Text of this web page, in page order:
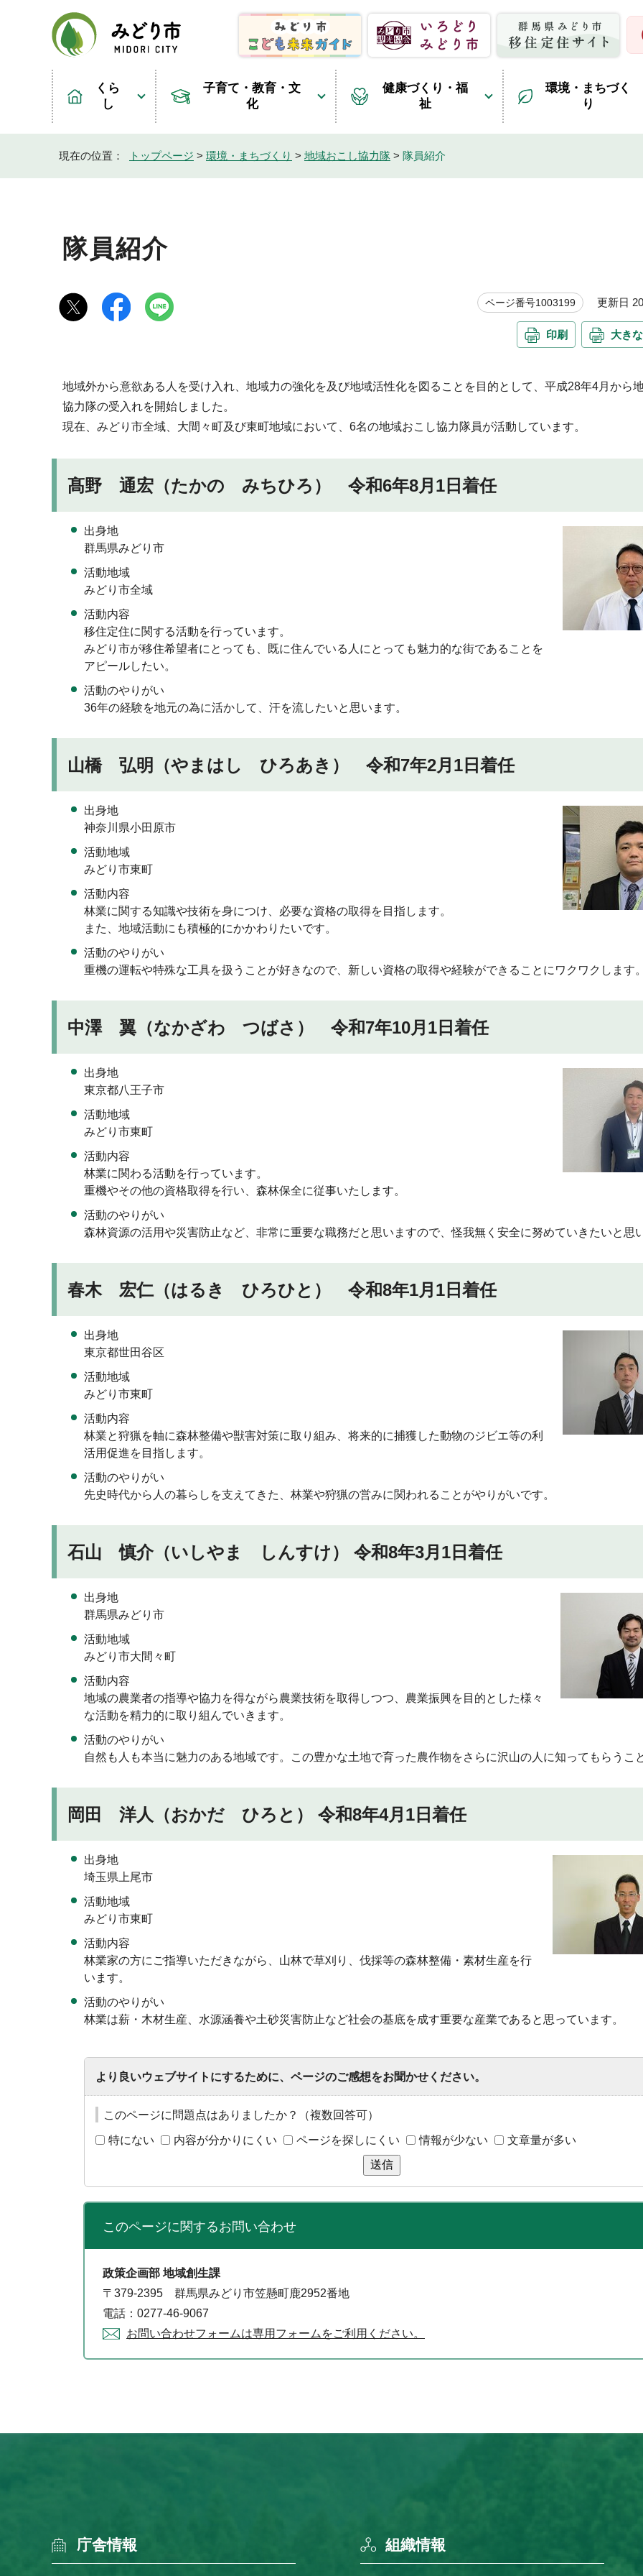
くら
し
子育て・教育・文
化
健康づくり・福
祉
環境・まちづく
り
現在の位置： トップページ > 環境・まちづくり > 地域おこし協力隊 > 隊員紹介
隊員紹介
ページ番号1003199 更新日
印刷 大き
地域外から意欲ある人を受け入れ、地域力の強化を及び地域活性化を図ることを目的として、平成28年4月から
協力隊の受入れを開始しました。
現在、みどり市全域、大間々町及び東町地域において、6名の地域おこし協力隊員が活動しています。
髙野 通宏（たかの みちひろ） 令和6年8月1日着任
出身地
群馬県みどり市
活動地域
みどり市全域
活動内容
移住定住に関する活動を行っています。
みどり市が移住希望者にとっても、既に住んでいる人にとっても魅力的な街であることを
アピールしたい。
活動のやりがい
36年の経験を地元の為に活かして、汗を流したいと思います。
山橋 弘明（やまはし ひろあき） 令和7年2月1日着任
出身地
神奈川県小田原市
活動地域
みどり市東町
活動内容
林業に関する知識や技術を身につけ、必要な資格の取得を目指します。
また、地域活動にも積極的にかかわりたいです。
活動のやりがい
重機の運転や特殊な工具を扱うことが好きなので、新しい資格の取得や経験ができることにワクワクします
中澤 翼（なかざわ つばさ） 令和7年10月1日着任
出身地
東京都八王子市
活動地域
みどり市東町
活動内容
林業に関わる活動を行っています。
重機やその他の資格取得を行い、森林保全に従事いたします。
活動のやりがい
森林資源の活用や災害防止など、非常に重要な職務だと思いますので、怪我無く安全に努めていきたいと思
春木 宏仁（はるき ひろひと） 令和8年1月1日着任
出身地
東京都世田谷区
活動地域
みどり市東町
活動内容
林業と狩猟を軸に森林整備や獣害対策に取り組み、将来的に捕獲した動物のジビエ等の利
活用促進を目指します。
活動のやりがい
先史時代から人の暮らしを支えてきた、林業や狩猟の営みに関われることがやりがいです。
石山 慎介（いしやま しんすけ） 令和8年3月1日着任
出身地
群馬県みどり市
活動地域
みどり市大間々町
活動内容
地域の農業者の指導や協力を得ながら農業技術を取得しつつ、農業振興を目的とした様々
な活動を精力的に取り組んでいきます。
活動のやりがい
自然も人も本当に魅力のある地域です。この豊かな土地で育った農作物をさらに沢山の人に知ってもらうこ
岡田 洋人（おかだ ひろと） 令和8年4月1日着任
出身地
埼玉県上尾市
活動地域
みどり市東町
活動内容
林業家の方にご指導いただきながら、山林で草刈り、伐採等の森林整備・素材生産を行
います。
活動のやりがい
林業は薪・木材生産、水源涵養や土砂災害防止など社会の基底を成す重要な産業であると思っています。
より良いウェブサイトにするために、ページのご感想をお聞かせください。
このページに問題点はありましたか？（複数回答可）
特にない 内容が分かりにくい ページを探しにくい 情報が少ない
文章量が多い
送信
このページに関するお問い合わせ
政策企画部 地域創生課
〒379-2395 群馬県みどり市笠懸町鹿2952番地
電話：0277-46-9067
お問い合わせフォームは専用フォームをご利用ください。
庁舎情報 組織情報